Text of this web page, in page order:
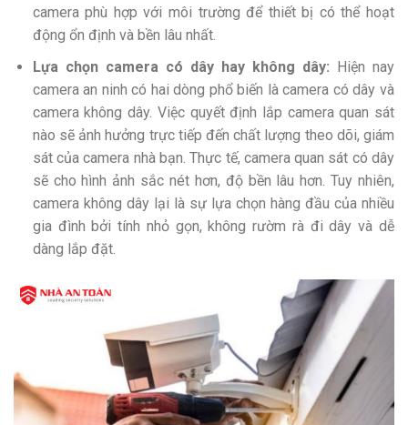
camera phù hợp với môi trường để thiết bị có thể hoạt
động ổn định và bền lâu nhất.
Lựa chọn camera có dây hay không dây: Hiện nay
camera an ninh có hai dòng phổ biến là camera có dây và
camera không dây. Việc quyết định lắp camera quan sát
nào sẽ ảnh hưởng trực tiếp đến chất lượng theo dõi, giám
sát của camera nhà bạn. Thực tế, camera quan sát có dây
sẽ cho hình ảnh sắc nét hơn, độ bền lâu hơn. Tuy nhiên,
camera không dây lại là sự lựa chọn hàng đầu của nhiều
gia đình bởi tính nhỏ gọn, không rườm rà đi dây và dễ
dàng lắp đặt.